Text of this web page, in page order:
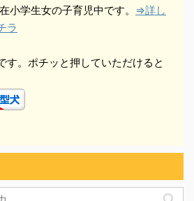
小学生女の子育児中です。 ⇒詳し
ラ
す。ポチッと押していただけると